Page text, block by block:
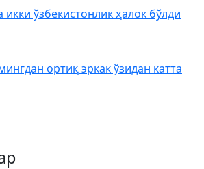
ўзбекистонлик ҳалок бўлди
ортиқ эркак ўзидан катта